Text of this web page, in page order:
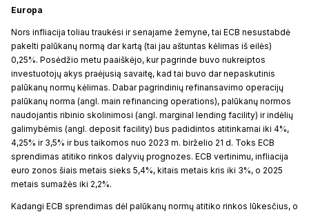
Europa
Nors infliacija toliau traukėsi ir senajame žemyne, tai ECB nesustabdė
pakelti palūkanų normą dar kartą (tai jau aštuntas kėlimas iš eilės)
0,25%. Posėdžio metu paaiškėjo, kur pagrinde buvo nukreiptos
investuotojų akys praėjusią savaitę, kad tai buvo dar nepaskutinis
palūkanų normų kėlimas. Dabar pagrindinių refinansavimo operacijų
palūkanų norma (angl. main refinancing operations), palūkanų normos
naudojantis ribinio skolinimosi (angl. marginal lending facility) ir indėlių
galimybėmis (angl. deposit facility) bus padidintos atitinkamai iki 4%,
4,25% ir 3,5% ir bus taikomos nuo 2023 m. birželio 21 d. Toks ECB
sprendimas atitiko rinkos dalyvių prognozes. ECB vertinimu, infliacija
euro zonos šiais metais sieks 5,4%, kitais metais kris iki 3%, o 2025
metais sumažės iki 2,2%.
Kadangi ECB sprendimas dėl palūkanų normų atitiko rinkos lūkesčius, o